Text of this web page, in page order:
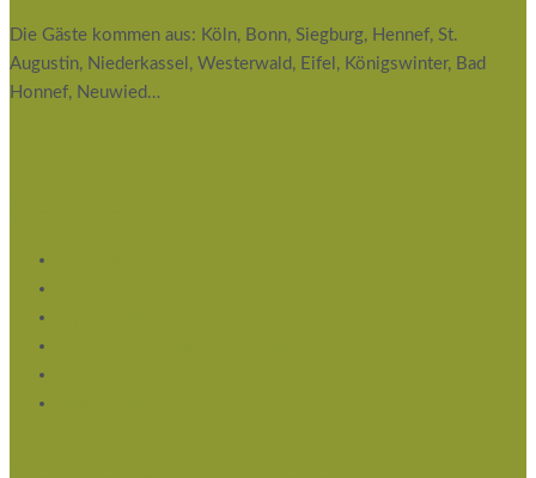
Die Gäste kommen aus: Köln, Bonn, Siegburg, Hennef, St.
Augustin, Niederkassel, Westerwald, Eifel, Königswinter, Bad
Honnef, Neuwied…